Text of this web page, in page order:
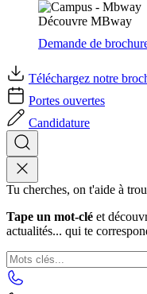
Découvre MBway
Demande de
Téléchargez notre
Portes ouvertes
Candidature
Tu cherches, on t'aide à
Tape un mot-clé et
actualités... qui te